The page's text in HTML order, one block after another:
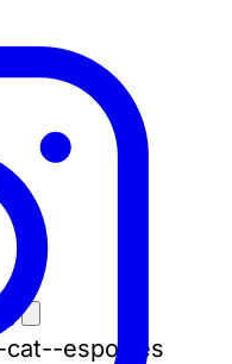
cat--esportes